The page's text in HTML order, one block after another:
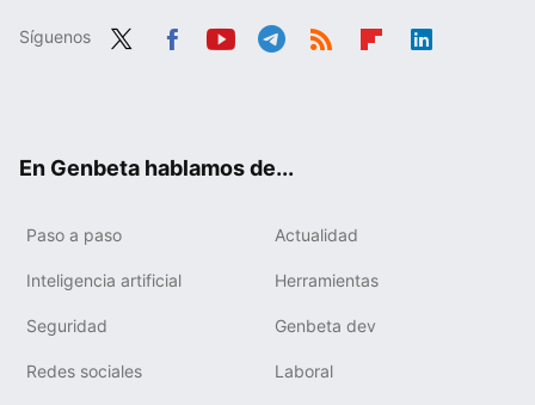
Síguenos
En Genbeta hablamos de...
Paso a paso Actualidad
Inteligencia artificial Herramientas
Seguridad Genbeta dev
Redes sociales Laboral